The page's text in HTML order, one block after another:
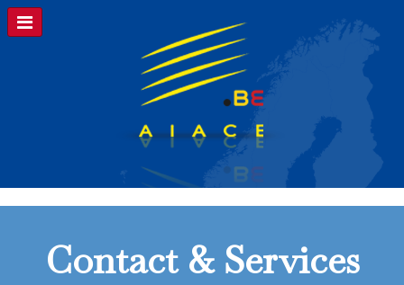
Contact & Services